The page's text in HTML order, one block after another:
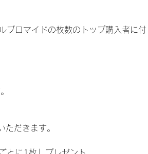
ブロマイドの枚数のトップ購入者に付
だきます。
とに1枚」プレゼント